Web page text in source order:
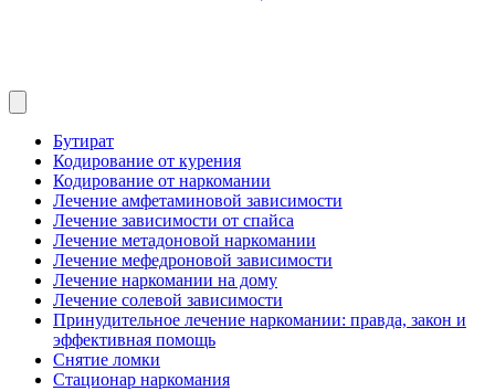
Бутират
Кодирование от курения
Кодирование от наркомании
Лечение амфетаминовой зависимости
Лечение зависимости от спайса
Лечение метадоновой наркомании
Лечение мефедроновой зависимости
Лечение наркомании на дому
Лечение солевой зависимости
Принудительное лечение наркомании: правда, закон и
эффективная помощь
Снятие ломки
Стационар наркомания